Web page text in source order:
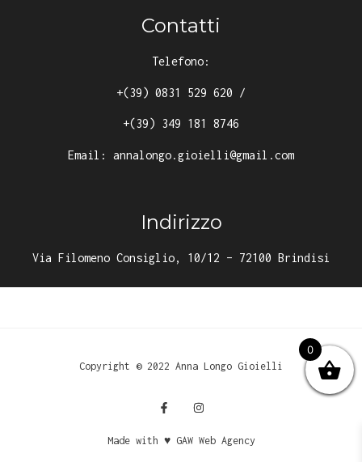
Contatti
Telefono:
+(39) 0831 529 620 /
+(39) 349 181 8746
Email: annalongo.gioielli@gmail.com
Indirizzo
Via Filomeno Consiglio, 10/12 – 72100 Brindisi
Copyright © 2022 Anna Longo Gioielli
Made with ♥ GAW Web Agency
0